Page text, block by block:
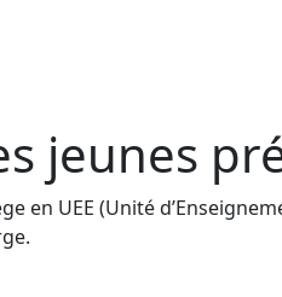
jeunes
en UEE (Unité